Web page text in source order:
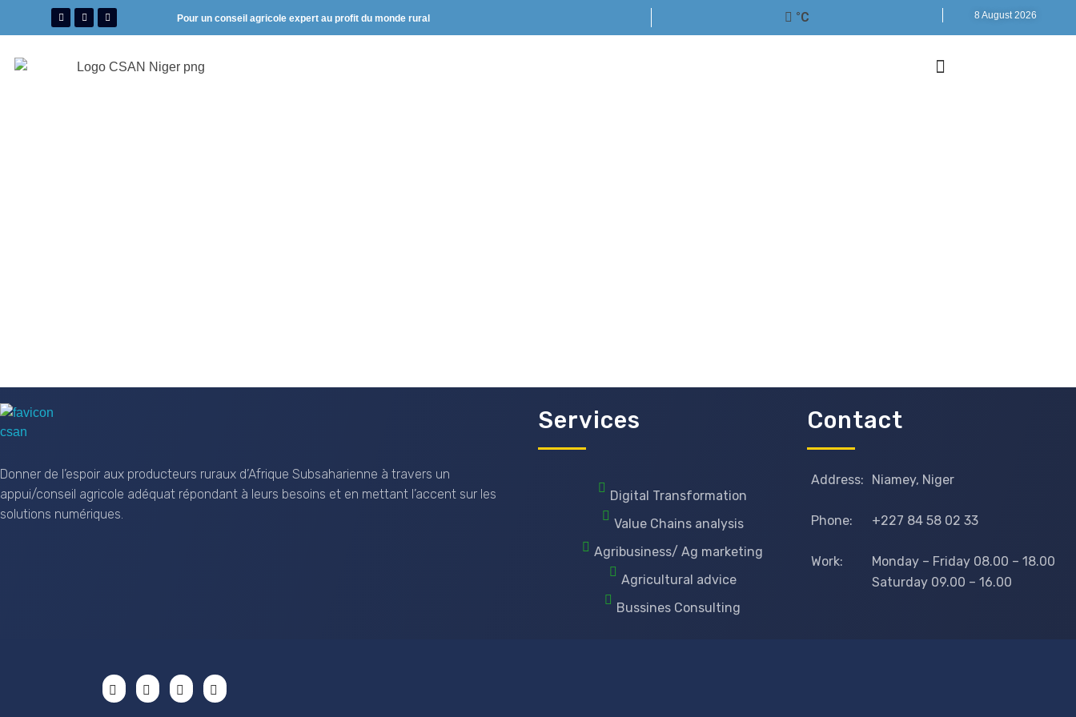
Pour un conseil agricole expert au profit du monde rural °C 8 August 2026
Donner de l’espoir aux producteurs ruraux d’Afrique Subsaharienne à travers un
appui/conseil agricole adéquat répondant à leurs besoins et en mettant l’accent sur les
solutions numériques.
Services
Digital Transformation
Value Chains analysis
Agribusiness/ Ag marketing
Agricultural advice
Bussines Consulting
Contact
Address: Niamey, Niger
Phone: +227 84 58 02 33
Work:
Monday – Friday 08.00 – 18.00
Saturday 09.00 – 16.00